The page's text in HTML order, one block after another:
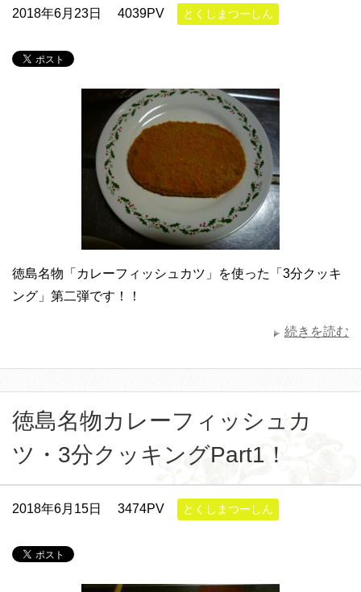
2018年6月23日 4039PV とくしまつーしん
徳島名物「カレーフィッシュカツ」を使った「3分クッキ
ング」第二弾です！！
続きを読む
徳島名物カレーフィッシュカ
ツ・3分クッキングPart1！
2018年6月15日 3474PV とくしまつーしん